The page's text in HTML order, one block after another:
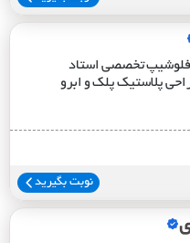
تخصصی استاد
پلاستیک پلک و ابرو
نوبت بگیرید